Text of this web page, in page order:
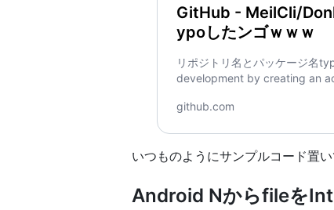
GitHub - MeilCli/
ypoしたンゴｗｗｗ
リポジトリ名とパッケージ名
development by creating an
github.com
Go to GitHub - MeilCli/
いつものようにサンプルコード置い
Android Nからfileを